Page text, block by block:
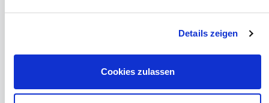
Details zeigen
Cookies zulassen
Wasserversorgung für Weidetiere
Zubereitung Melasseschnitzel für Pferde
Hobby-Farming
Grundlagen der Hühnerhaltung
Desinfektionsmittel